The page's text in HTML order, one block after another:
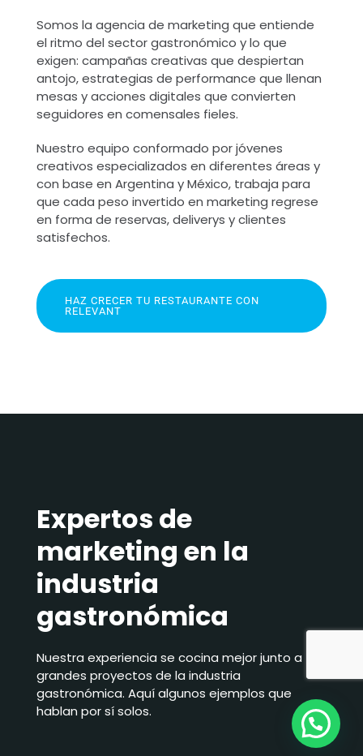
Somos la agencia de marketing que entiende
el ritmo del sector gastronómico y lo que
exigen: campañas creativas que despiertan
antojo, estrategias de performance que llenan
mesas y acciones digitales que convierten
seguidores en comensales fieles.
Nuestro equipo conformado por jóvenes
creativos especializados en diferentes áreas y
con base en Argentina y México, trabaja para
que cada peso invertido en marketing regrese
en forma de reservas, deliverys y clientes
satisfechos.
HAZ CRECER TU RESTAURANTE CON
RELEVANT
Expertos de
marketing en la
industria
gastronómica
Nuestra experiencia se cocina mejor junto a
grandes proyectos de la industria
gastronómica. Aquí algunos ejemplos que
hablan por sí solos.